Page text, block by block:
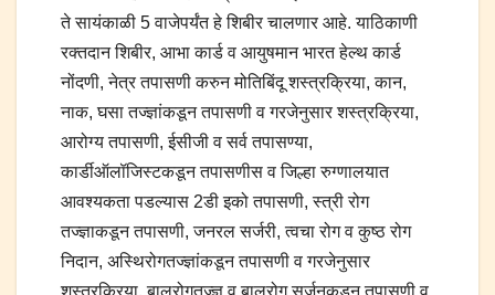
ते सायंकाळी 5 वाजेपर्यंत हे शिबीर चालणार आहे. याठिकाणी
रक्तदान शिबीर, आभा कार्ड व आयुषमान भारत हेल्थ कार्ड
नोंदणी, नेत्र तपासणी करुन मोतिबिंदू शस्त्रक्रिया, कान,
नाक, घसा तज्ज्ञांकडून तपासणी व गरजेनुसार शस्त्रक्रिया,
आरोग्य तपासणी, ईसीजी व सर्व तपासण्या,
कार्डीऑलॉजिस्टकडून तपासणीस व जिल्हा रुग्णालयात
आवश्यकता पडल्यास 2डी इको तपासणी, स्त्री रोग
तज्ज्ञाकडून तपासणी, जनरल सर्जरी, त्वचा रोग व कुष्ठ रोग
निदान, अस्थिरोगतज्ज्ञांकडून तपासणी व गरजेनुसार